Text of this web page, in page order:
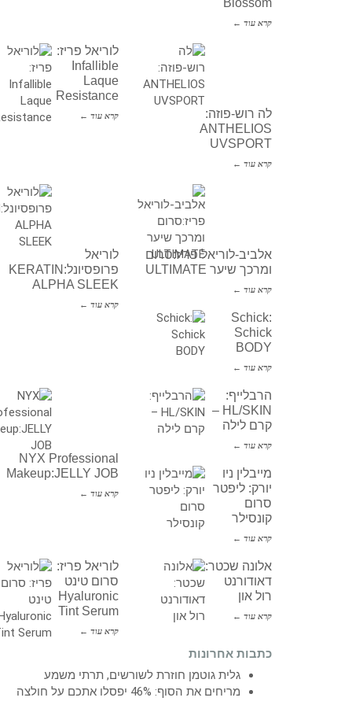
Blossom
קרא עוד ←
לוריאל פריז:
Infallible
Laque
Resistance
קרא עוד ←
לה רוש-פוזה:
ANTHELIOS
UVSPORT
קרא עוד ←
לוריאל
פרופסיונל:KERATIN
ALPHA SLEEK
קרא עוד ←
אלביב-לוריאל פריז:סרום
ומרכך שיער ULTIMATE
קרא עוד ←
Schick:
Schick
BODY
קרא עוד ←
NYX Professional
Makeup:JELLY JOB
קרא עוד ←
הרבלייף:
HL/SKIN –
קרם לילה
קרא עוד ←
מייבלין ניו
יורק: ליפטר
סרום
קונסילר
קרא עוד ←
לוריאל פריז:
סרום טינט
Hyaluronic
Tint Serum
קרא עוד ←
אלונה שכטר:
דאודורנט
רול און
קרא עוד ←
כתבות אחרונות
גלית גוטמן חוזרת לשורשים, תרתי משמע
מריחים את הסוף: 46% יפסלו אתכם על חולצה